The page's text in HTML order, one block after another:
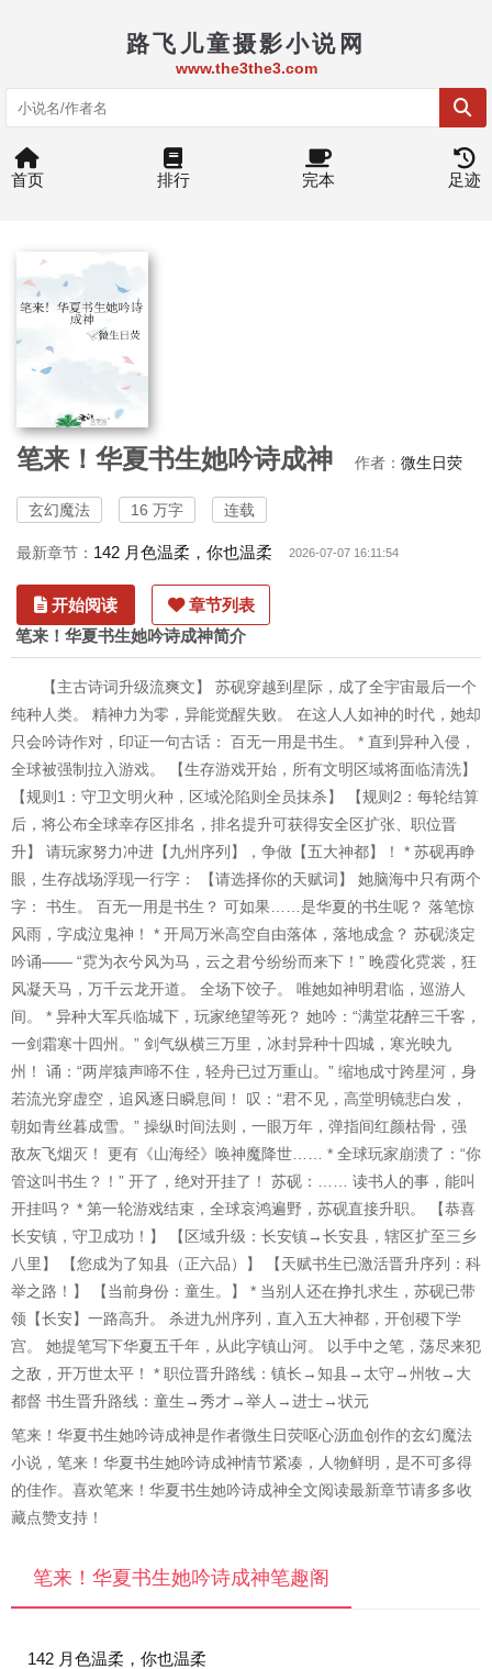
路飞儿童摄影小说网
www.the3the3.com
首页 排行 完本 足迹
笔来！华夏书生她吟诗成神 作者： 微生日荧
玄幻魔法 16 万字 连载
最新章节： 142 月色温柔，你也温柔 2026-07-07 16:11:54
开始阅读 章节列表
笔来！华夏书生她吟诗成神简介
【主古诗词升级流爽文】 苏砚穿越到星际，成了全宇宙最后一个
纯种人类。 精神力为零，异能觉醒失败。 在这人人如神的时代，她却
只会吟诗作对，印证一句古话： 百无一用是书生。 * 直到异种入侵，
全球被强制拉入游戏。 【生存游戏开始，所有文明区域将面临清洗】
【规则1：守卫文明火种，区域沦陷则全员抹杀】 【规则2：每轮结算
后，将公布全球幸存区排名，排名提升可获得安全区扩张、职位晋
升】 请玩家努力冲进【九州序列】，争做【五大神都】！ * 苏砚再睁
眼，生存战场浮现一行字： 【请选择你的天赋词】 她脑海中只有两个
字： 书生。 百无一用是书生？ 可如果……是华夏的书生呢？ 落笔惊
风雨，字成泣鬼神！ * 开局万米高空自由落体，落地成盒？ 苏砚淡定
吟诵—— “霓为衣兮风为马，云之君兮纷纷而来下！” 晚霞化霓裳，狂
风凝天马，万千云龙开道。 全场下饺子。 唯她如神明君临，巡游人
间。 * 异种大军兵临城下，玩家绝望等死？ 她吟：“满堂花醉三千客，
一剑霜寒十四州。” 剑气纵横三万里，冰封异种十四城，寒光映九
州！ 诵：“两岸猿声啼不住，轻舟已过万重山。” 缩地成寸跨星河，身
若流光穿虚空，追风逐日瞬息间！ 叹：“君不见，高堂明镜悲白发，
朝如青丝暮成雪。” 操纵时间法则，一眼万年，弹指间红颜枯骨，强
敌灰飞烟灭！ 更有《山海经》唤神魔降世…… * 全球玩家崩溃了：“你
管这叫书生？！” 开了，绝对开挂了！ 苏砚：…… 读书人的事，能叫
开挂吗？ * 第一轮游戏结束，全球哀鸿遍野，苏砚直接升职。 【恭喜
长安镇，守卫成功！】 【区域升级：长安镇→长安县，辖区扩至三乡
八里】 【您成为了知县（正六品）】 【天赋书生已激活晋升序列：科
举之路！】 【当前身份：童生。】 * 当别人还在挣扎求生，苏砚已带
领【长安】一路高升。 杀进九州序列，直入五大神都，开创稷下学
宫。 她提笔写下华夏五千年，从此字镇山河。 以手中之笔，荡尽来犯
之敌，开万世太平！ * 职位晋升路线：镇长→知县→太守→州牧→大
都督 书生晋升路线：童生→秀才→举人→进士→状元
笔来！华夏书生她吟诗成神是作者微生日荧呕心沥血创作的玄幻魔法
小说，笔来！华夏书生她吟诗成神情节紧凑，人物鲜明，是不可多得
的佳作。喜欢笔来！华夏书生她吟诗成神全文阅读最新章节请多多收
藏点赞支持！
笔来！华夏书生她吟诗成神笔趣阁
142 月色温柔，你也温柔